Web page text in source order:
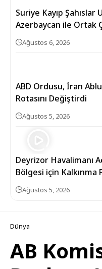
Suriye Kayıp
Azerbaycan ile Ortak
Ağustos 6, 2026
ABD Ordusu, İran
Rotasını Değiştirdi
Ağustos 5, 2026
Deyrizor Havalimanı
Bölgesi için Kalkınma
Ağustos 5, 2026
Dünya
AB